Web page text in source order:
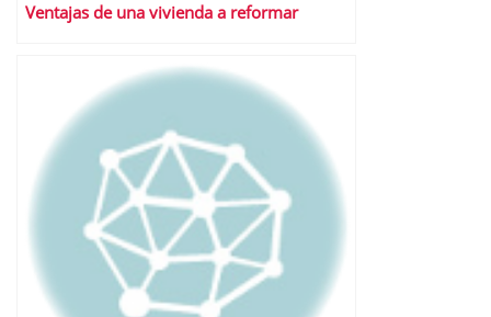
Ventajas de una vivienda a reformar